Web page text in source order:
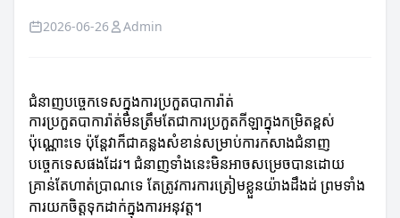
2026-06-26 Admin
ជំនាញបច្ចេកទេសក្នុងការប្រកួតបាការ៉ាត់
ការប្រកួតបាការ៉ាត់មិនត្រឹមតែជាការប្រកួតកីឡាក្នុងកម្រិតខ្ពស់
ប៉ុណ្ណោះទេ ប៉ុន្តែវាក៏ជាគន្លងសំខាន់សម្រាប់ការកសាងជំនាញ
បច្ចេកទេសផងដែរ។ ជំនាញទាំងនេះមិនអាចសម្រេចបានដោយ
គ្រាន់តែហាត់ប្រាណទេ តែត្រូវការការត្រៀមខ្លួនយ៉ាងដឹងដ់ ព្រមទាំង
ការយកចិត្តទុកដាក់ក្នុងការអនុវត្ត។